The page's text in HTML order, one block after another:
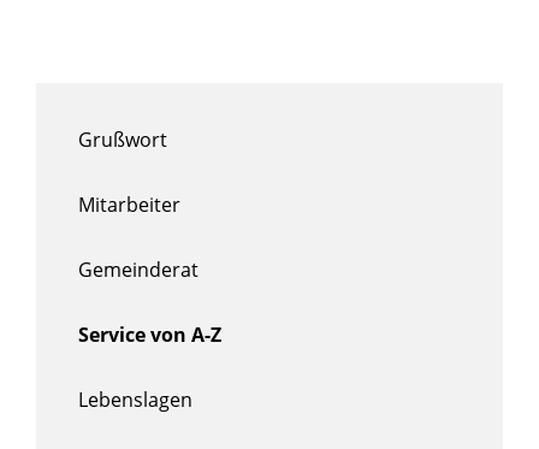
Grußwort
Mitarbeiter
Gemeinderat
Service von A-Z
Lebenslagen